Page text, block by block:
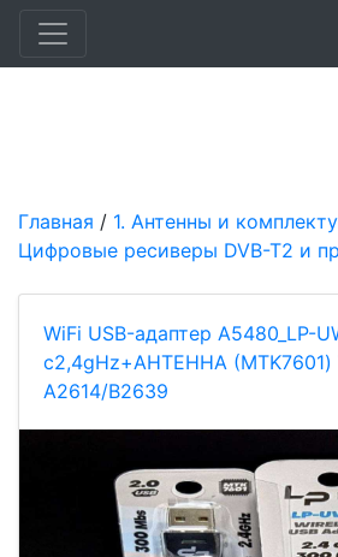
Главная / 1. Антенны и
Цифровые ресиверы DVB-T2 и
WiFi USB-адаптер A5480_LP-
с2,4gHz+АНТЕННА (MTK7601)
A2614/B2639